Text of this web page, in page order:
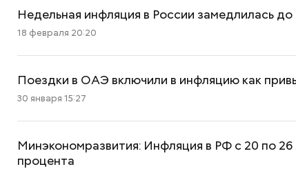
Недельная инфляция в России замедлилась до
18 февраля 20:20
Поездки в ОАЭ включили в инфляцию как
30 января 15:27
Минэкономразвития: Инфляция в РФ с 20 по 26
процента